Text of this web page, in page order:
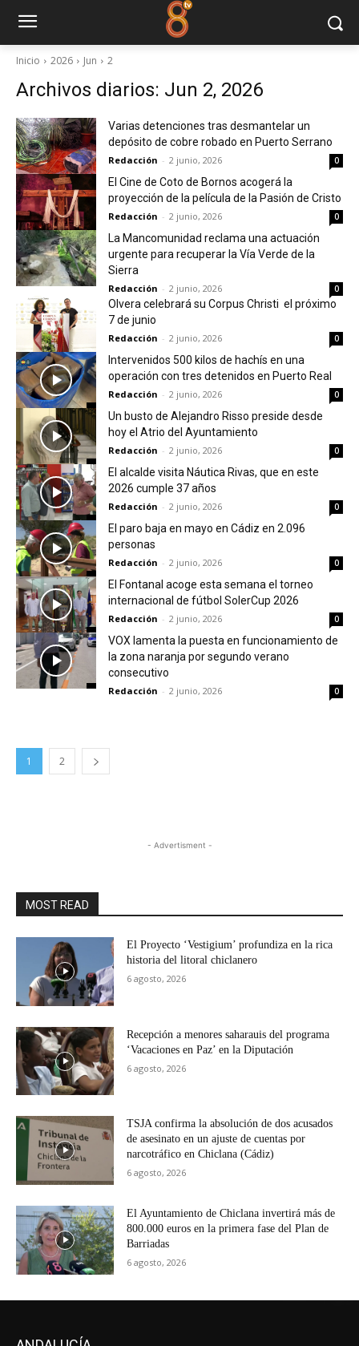
Inicio 2026 Jun 2
Archivos diarios: Jun 2, 2026
Varias detenciones tras desmantelar un
depósito de cobre robado en Puerto Serrano
Redacción - 2 junio, 2026 0
El Cine de Coto de Bornos acogerá la
proyección de la película de la Pasión de Cristo
Redacción - 2 junio, 2026 0
La Mancomunidad reclama una actuación
urgente para recuperar la Vía Verde de la
Sierra
Redacción - 2 junio, 2026 0
Olvera celebrará su Corpus Christi el próximo
7 de junio
Redacción - 2 junio, 2026 0
Intervenidos 500 kilos de hachís en una
operación con tres detenidos en Puerto Real
Redacción - 2 junio, 2026 0
Un busto de Alejandro Risso preside desde
hoy el Atrio del Ayuntamiento
Redacción - 2 junio, 2026 0
El alcalde visita Náutica Rivas, que en este
2026 cumple 37 años
Redacción - 2 junio, 2026 0
El paro baja en mayo en Cádiz en 2.096
personas
Redacción - 2 junio, 2026 0
El Fontanal acoge esta semana el torneo
internacional de fútbol SolerCup 2026
Redacción - 2 junio, 2026 0
VOX lamenta la puesta en funcionamiento de
la zona naranja por segundo verano
consecutivo
Redacción - 2 junio, 2026 0
1 2
- Advertisment -
MOST READ
El Proyecto ‘Vestigium’ profundiza en la rica
historia del litoral chiclanero
6 agosto, 2026
Recepción a menores saharauis del programa
‘Vacaciones en Paz’ en la Diputación
6 agosto, 2026
TSJA confirma la absolución de dos acusados
de asesinato en un ajuste de cuentas por
narcotráfico en Chiclana (Cádiz)
6 agosto, 2026
El Ayuntamiento de Chiclana invertirá más de
800.000 euros en la primera fase del Plan de
Barriadas
6 agosto, 2026